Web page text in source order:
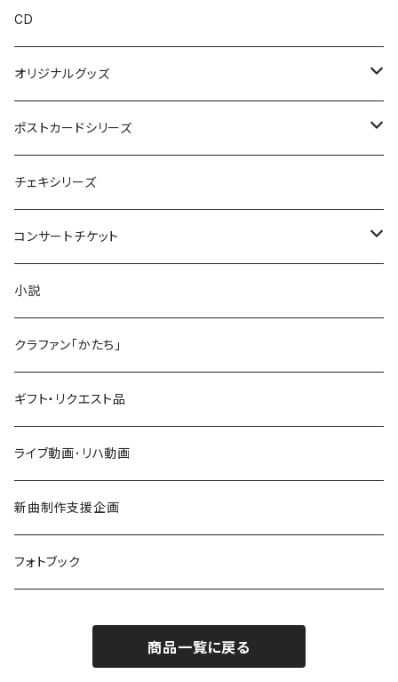
CD
オリジナルグッズ
JCT
Reunion
Oyone Design
2022 New Logo
缶バッジ
ポストカードシリーズ
楽曲イメージポストカード
チェキシリーズ
コンサートチケット
リユニオン
Reunion 4
6/28 鶴舞パーチ 〜Salala〜
リユニオン4
小説
クラファン「かたち」
ギフト・リクエスト品
ライブ動画･リハ動画
新曲制作支援企画
フォトブック
商品一覧に戻る